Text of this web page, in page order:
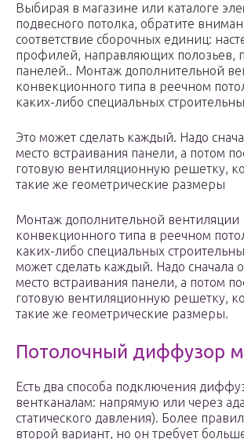
Выбирая в магазине или каталоге
подвесного потолка, обратите
соответствие сборочных единиц:
профилей, направляющих полозьев,
панелей.. Монтаж дополнительной
конвекционного типа в реечном
каких-либо специальных
Это может сделать каждый. Надо
место встраивания панели, а потом
готовую вентиляционную решетку,
такие же геометрические размеры
Монтаж дополнительной вентиляции
конвекционного типа в реечном
каких-либо специальных
может сделать каждый. Надо сначала
место встраивания панели, а потом
готовую вентиляционную решетку,
такие же геометрические размеры.
Потолочный диффузор
Есть два способа подключения
вентканалам: напрямую или через
статического давления). Более
второй вариант, но он требует